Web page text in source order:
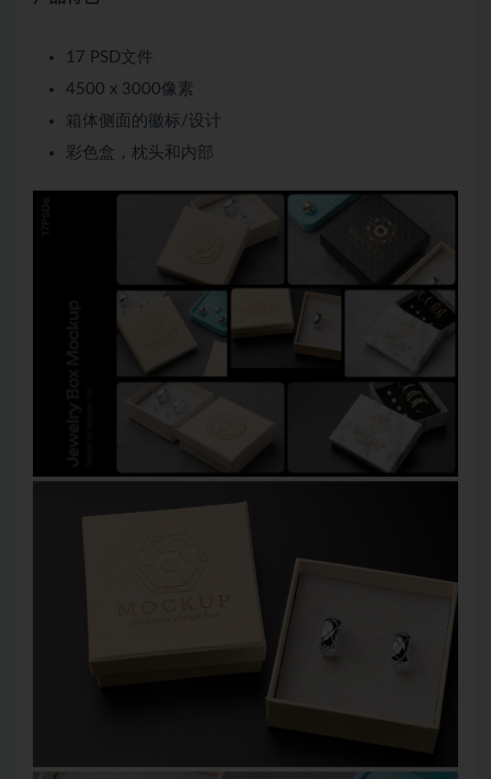
17 PSD文件
4500 x 3000像素
箱体侧面的徽标/设计
彩色盒，枕头和内部